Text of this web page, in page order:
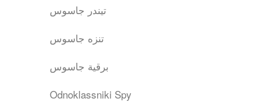
تيندر جاسوس
تنزه جاسوس
برقية جاسوس
Odnoklassniki Spy